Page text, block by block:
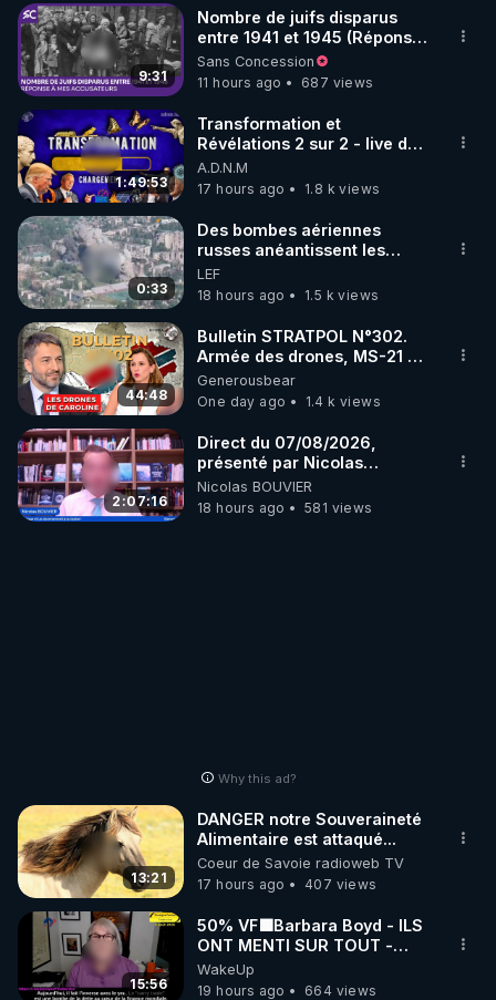
▶ 30 jours gratuit sur l’application de méditation et
de bien-être ENVOL :
Rendez-vous sur https://www.envol.app/code
le code : REGENERE
9:31
Nombre de juifs disparus
entre 1941 et 1945 (Réponse
à mes accusateurs)
Sans Concession
11 hours ago
687 views
1:49:53
Transformation et
Révélations 2 sur 2 - live du
07/08/26
A.D.N.M
17 hours ago
1.8 k views
0:33
Des bombes aériennes
russes anéantissent les
centres de contrôle de
drones de 3 brigades
ukrainienne
LEF
18 hours ago
1.5 k views
44:48
Bulletin STRATPOL N°302.
Armée des drones, MS-21 en
série, missiles coréens.
07.08.2026.
Generousbear
One day ago
1.4 k views
2:07:16
Direct du 07/08/2026,
présenté par Nicolas
BOUVIER
Nicolas BOUVIER
18 hours ago
581 views
Why this ad?
13:21
DANGER notre Souveraineté
Alimentaire est attaqué...
Coeur de Savoie radioweb TV
17 hours ago
407 views
15:56
50% VF🟩Barbara Boyd - ILS
ONT MENTI SUR TOUT -
Jocelyne Traduction
WakeUp
19 hours ago
664 views